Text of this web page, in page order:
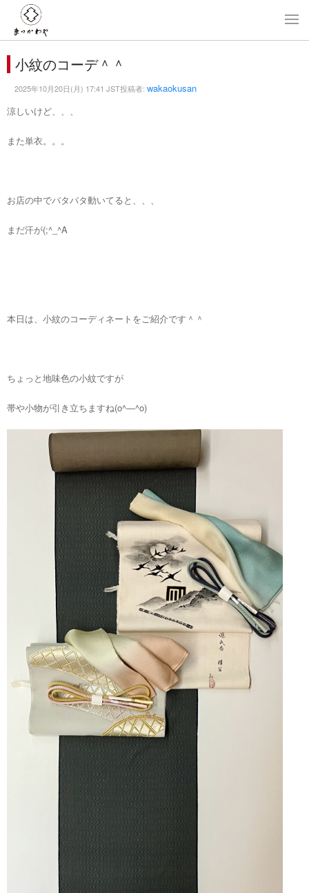
小紋のコーデ＾＾
2025年10月20日(月) 17:41 JST投稿者: wakaokusan
涼しいけど、、、
また単衣。。。
お店の中でバタバタ動いてると、、、
まだ汗が(;^_^A
本日は、小紋のコーディネートをご紹介です＾＾
ちょっと地味色の小紋ですが
帯や小物が引き立ちますね(o^―^o)